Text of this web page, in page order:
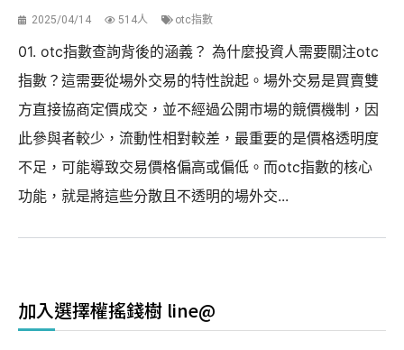
2025/04/14 514人 otc指數
01. otc指數查詢背後的涵義？ 為什麼投資人需要關注otc
指數？這需要從場外交易的特性說起。場外交易是買賣雙
方直接協商定價成交，並不經過公開市場的競價機制，因
此參與者較少，流動性相對較差，最重要的是價格透明度
不足，可能導致交易價格偏高或偏低。而otc指數的核心
功能，就是將這些分散且不透明的場外交...
加入選擇權搖錢樹 line@